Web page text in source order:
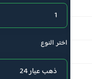
اختر النوع